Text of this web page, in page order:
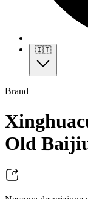
🇮🇹
Brand
Old